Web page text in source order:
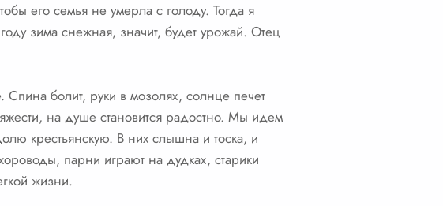
его семья не умерла с голоду. Тогда я
зима снежная, значит, будет урожай. Отец
болит, руки в мозолях, солнце печет
на душе становится радостно. Мы идем
крестьянскую. В них слышна и тоска, и
парни играют на дудках, старики
жизни.